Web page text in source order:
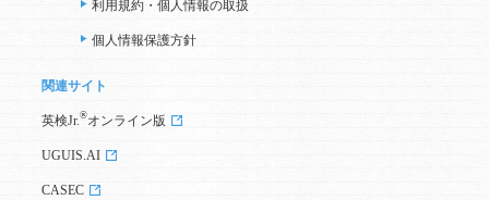
利用規約・個人情報の取扱
個人情報保護方針
関連サイト
英検Jr. ®オンライン版
UGUIS.AI
CASEC